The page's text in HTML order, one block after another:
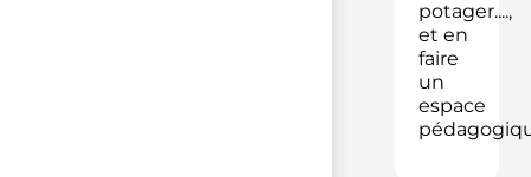
potager....,
et en
faire
un
espace